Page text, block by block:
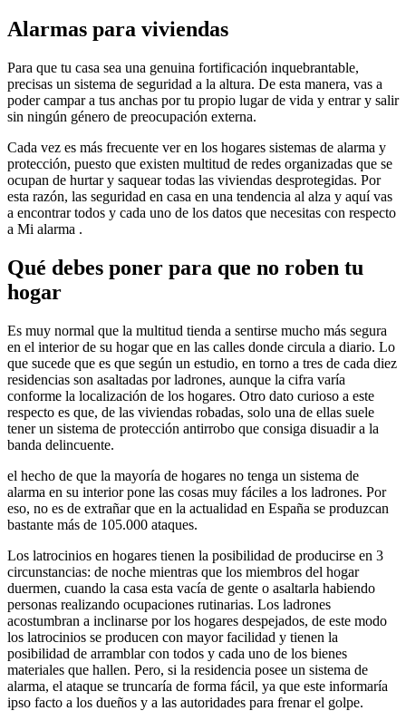
Alarmas para viviendas
Para que tu casa sea una genuina fortificación inquebrantable,
precisas un sistema de seguridad a la altura. De esta manera, vas a
poder campar a tus anchas por tu propio lugar de vida y entrar y salir
sin ningún género de preocupación externa.
Cada vez es más frecuente ver en los hogares sistemas de alarma y
protección, puesto que existen multitud de redes organizadas que se
ocupan de hurtar y saquear todas las viviendas desprotegidas. Por
esta razón, las seguridad en casa en una tendencia al alza y aquí vas
a encontrar todos y cada uno de los datos que necesitas con respecto
a Mi alarma .
Qué debes poner para que no roben tu
hogar
Es muy normal que la multitud tienda a sentirse mucho más segura
en el interior de su hogar que en las calles donde circula a diario. Lo
que sucede que es que según un estudio, en torno a tres de cada diez
residencias son asaltadas por ladrones, aunque la cifra varía
conforme la localización de los hogares. Otro dato curioso a este
respecto es que, de las viviendas robadas, solo una de ellas suele
tener un sistema de protección antirrobo que consiga disuadir a la
banda delincuente.
el hecho de que la mayoría de hogares no tenga un sistema de
alarma en su interior pone las cosas muy fáciles a los ladrones. Por
eso, no es de extrañar que en la actualidad en España se produzcan
bastante más de 105.000 ataques.
Los latrocinios en hogares tienen la posibilidad de producirse en 3
circunstancias: de noche mientras que los miembros del hogar
duermen, cuando la casa esta vacía de gente o asaltarla habiendo
personas realizando ocupaciones rutinarias. Los ladrones
acostumbran a inclinarse por los hogares despejados, de este modo
los latrocinios se producen con mayor facilidad y tienen la
posibilidad de arramblar con todos y cada uno de los bienes
materiales que hallen. Pero, si la residencia posee un sistema de
alarma, el ataque se truncaría de forma fácil, ya que este informaría
ipso facto a los dueños y a las autoridades para frenar el golpe.